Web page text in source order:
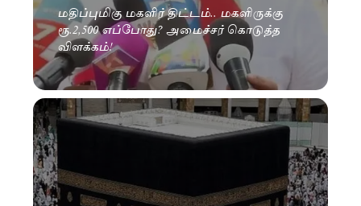
மதிப்புமிகு மகளிர் திட்டம்.. மகளிருக்கு
ரூ.2,500 எப்போது? அமைச்சர் கொடுத்த
விளக்கம்!